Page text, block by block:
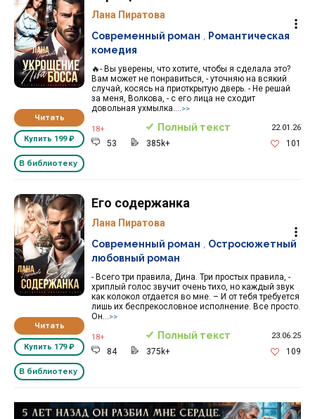
Читать
Купить 199 ₽
В библиотеку
Лана Пиратова
🔥- Вы уверены, что хотите, чтобы я сделала это?
Вам может не понравиться, - уточняю на всякий
случай, косясь на приоткрытую дверь. - Не решай
за меня, Волкова, - с его лица не сходит
довольная ухмылка....>>
Современный роман
Романтическая
комедия
18+ Полный текст 22.01.26
53 385k+ 101
Читать
Купить 179 ₽
В библиотеку
Его содержанка
Лана Пиратова
- Всего три правила, Дина. Три простых правила, -
хриплый голос звучит очень тихо, но каждый звук
как колокол отдается во мне. – И от тебя требуется
лишь их беспрекословное исполнение. Все просто.
Он...>>
Современный роман
Остросюжетный
любовный роман
18+ Полный текст 23.06.25
84 375k+ 109